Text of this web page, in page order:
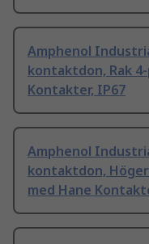
Amphenol
kontaktdon, Rak
Kontakter, IP67
Amphenol
kontaktdon,
med Hane